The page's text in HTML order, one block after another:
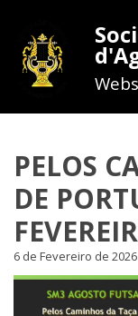
PELOS
DE
6 de Fevereiro de 2026